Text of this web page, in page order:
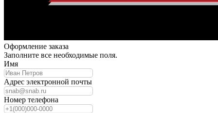
Оформление заказа
Заполните все необходимые поля.
Имя
Адрес электронной почты
Номер телефона